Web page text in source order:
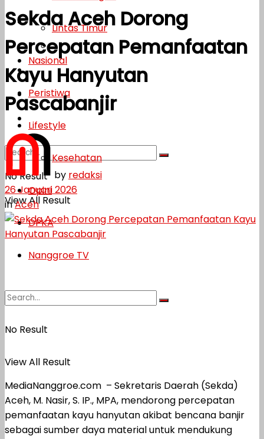
Lifestyle
Kesehatan
Opini
DPKA
Nanggroe TV
No Result
View All Result
Lintas Timur
Nasional
Peristiwa
Lifestyle
Kesehatan
Opini
DPKA
Nanggroe TV
No Result
View All Result
Sekda Aceh Dorong
Percepatan Pemanfaatan
Kayu Hanyutan
Pascabanjir
by redaksi
26 Januari 2026
inAceh
MediaNanggroe.com – Sekretaris Daerah (Sekda)
Aceh, M. Nasir, S. IP., MPA, mendorong percepatan
pemanfaatan kayu hanyutan akibat bencana banjir
sebagai sumber daya material untuk mendukung